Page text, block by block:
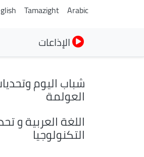
Arabic
Tamazight
الإذاعات
شباب اليوم
العولمة
اللغة العربية و
التكنولوجيا